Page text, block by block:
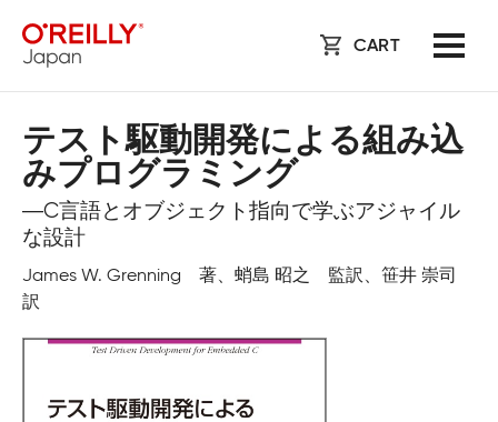
CART
テスト駆動開発による組み込
みプログラミング
―C言語とオブジェクト指向で学ぶアジャイル
な設計
James W. Grenning 著、蛸島 昭之 監訳、笹井 崇司
訳